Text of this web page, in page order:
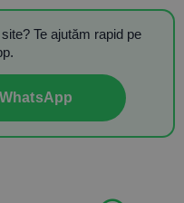
Te ajutăm rapid pe